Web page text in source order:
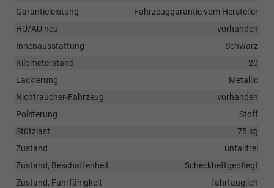
Garantieleistung
Fahrzeuggarantie vom Hersteller
HU/AU neu
vorhanden
Innenausstattung
Schwarz
Kilometerstand
20
Lackierung
Metallic
Nichtraucher-Fahrzeug
vorhanden
Polsterung
Stoff
Stützlast
75 kg
Zustand
unfallfrei
Zustand, Beschaffenheit
Scheckheftgepflegt
Zustand, Fahrfähigkeit
fahrtauglich